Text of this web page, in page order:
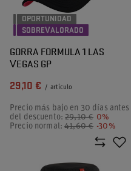
OPORTUNIDAD
SOBREVALORADO
GORRA FORMULA 1 LAS
VEGAS GP
29,10 € / artículo
Precio más bajo en 30 días antes
del descuento:29,10 € 0%
Precio normal:41,60 € -30%